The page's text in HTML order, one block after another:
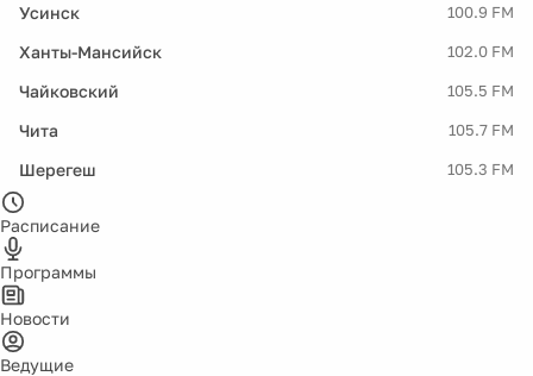
Усинск 100.9 FM
Ханты-Мансийск 102.0 FM
Чайковский 105.5 FM
Чита 105.7 FM
Шерегеш 105.3 FM
Расписание
Программы
Новости
Ведущие